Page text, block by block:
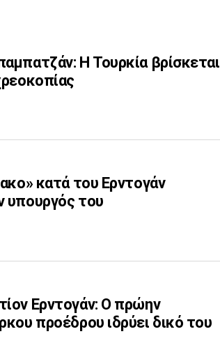
Η Τουρκία βρίσκεται
κατά του Ερντογάν
υπουργός του
Ερντογάν: Ο πρώην
προέδρου ιδρύει δικό του